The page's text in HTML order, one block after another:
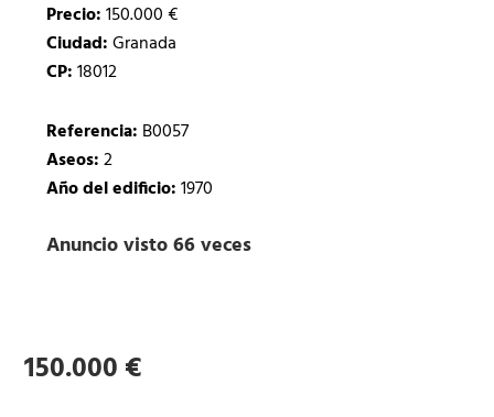
Precio:150.000 €
Ciudad:Granada
CP:18012
Referencia: B0057
Aseos:2
Año del edificio:1970
Anuncio visto 66 veces
150.000 €